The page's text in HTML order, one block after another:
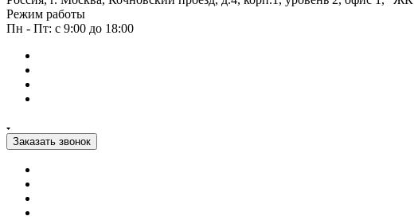
Режим работы
Пн - Пт: с 9:00 до 18:00
Заказать звонок